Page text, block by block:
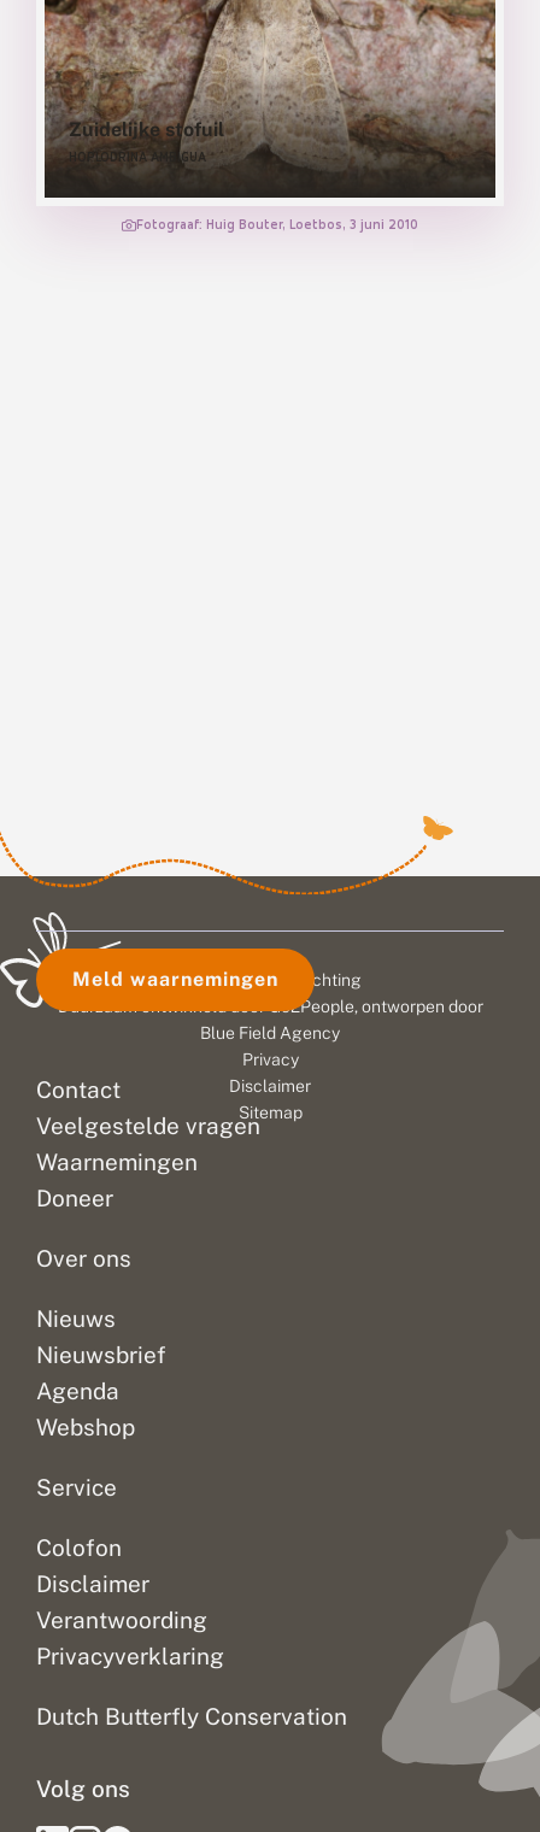
Zuidelijke stofuil
HOPLODRINA AMBIGUA
Fotograaf: Huig Bouter, Loetbos, 3 juni 2010
Contact
Veelgestelde vragen
Waarnemingen
Doneer
Over ons
Nieuws
Nieuwsbrief
Agenda
Webshop
Service
Colofon
Disclaimer
Verantwoording
Privacyverklaring
Dutch Butterfly Conservation
Volg ons
Meld waarnemingen
© 2026 Vlinderstichting
Duurzaam ontwikkeld door
Go2People, ontworpen door
Blue Field Agency
Privacy
Disclaimer
Sitemap